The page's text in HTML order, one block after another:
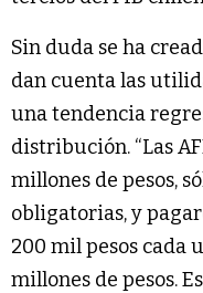
Sin duda se ha
dan cuenta las
una tendencia
distribución. “Las
millones de pesos,
obligatorias, y
200 mil pesos cada
millones de pesos.